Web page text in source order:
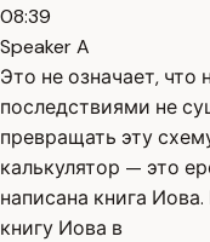
08:39
Speaker A
Это не означает,
последствиями не
превращать эту
калькулятор — это
написана книга
книгу Иова в